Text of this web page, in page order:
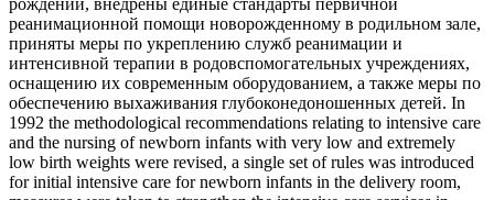
рождении, внедрены единые стандарты первичной
реанимационной помощи новорожденному в родильном зале,
приняты меры по укреплению служб реанимации и
интенсивной терапии в родовспомогательных учреждениях,
оснащению их современным оборудованием, а также меры по
обеспечению выхаживания глубоконедоношенных детей. In
1992 the methodological recommendations relating to intensive care
and the nursing of newborn infants with very low and extremely
low birth weights were revised, a single set of rules was introduced
for initial intensive care for newborn infants in the delivery room,